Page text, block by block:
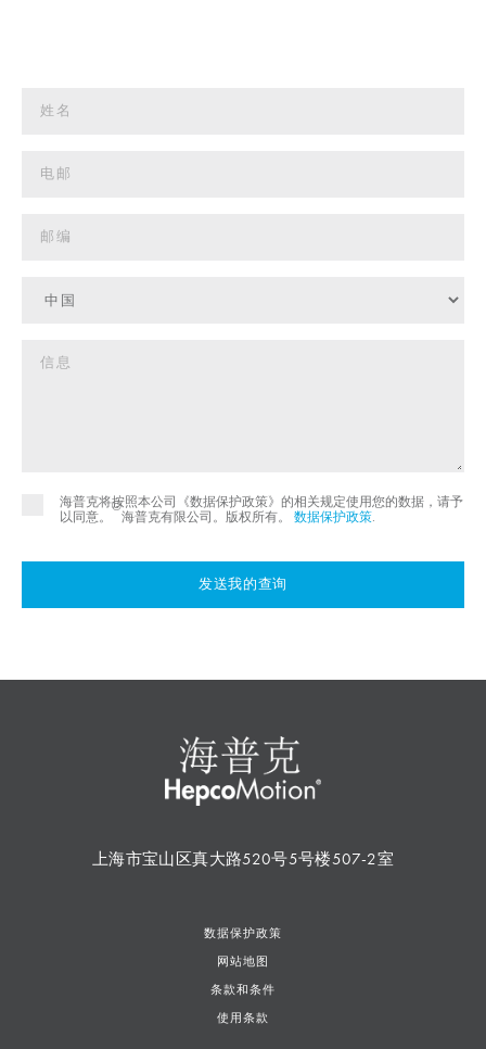
海普克将按照本公司《数据保护政策》的相关规定使用您的数据，请予
以同意。
©
海普克有限公司。版权所有。 数据保护政策.
发送我的查询
上海市宝山区真大路520号5号楼507-2室
数据保护政策
网站地图
条款和条件
使用条款